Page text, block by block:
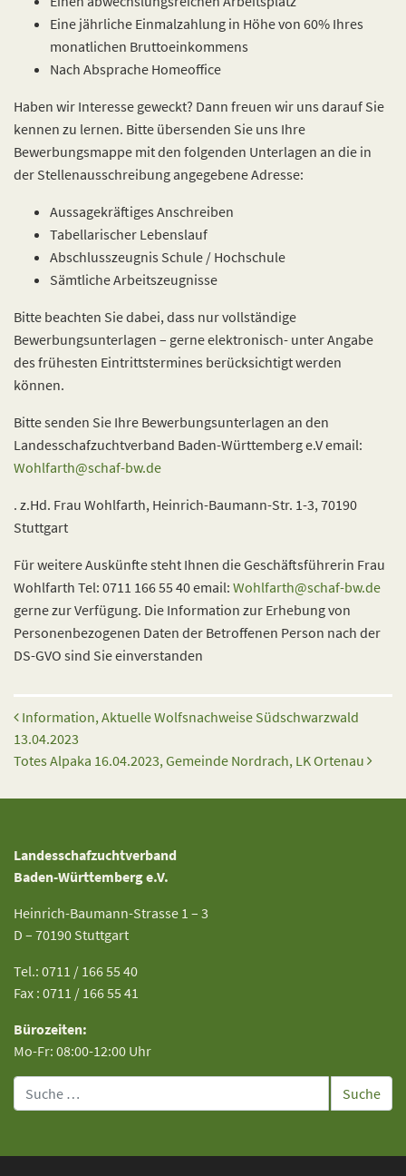
Eine jährliche Einmalzahlung in Höhe von 60% Ihres
monatlichen Bruttoeinkommens
Nach Absprache Homeoffice
Haben wir Interesse geweckt? Dann freuen wir uns darauf Sie
kennen zu lernen. Bitte übersenden Sie uns Ihre
Bewerbungsmappe mit den folgenden Unterlagen an die in
der Stellenausschreibung angegebene Adresse:
Aussagekräftiges Anschreiben
Tabellarischer Lebenslauf
Abschlusszeugnis Schule / Hochschule
Sämtliche Arbeitszeugnisse
Bitte beachten Sie dabei, dass nur vollständige
Bewerbungsunterlagen – gerne elektronisch- unter Angabe
des frühesten Eintrittstermines berücksichtigt werden
können.
Bitte senden Sie Ihre Bewerbungsunterlagen an den
Landesschafzuchtverband Baden-Württemberg e.V email:
Wohlfarth@schaf-bw.de
. z.Hd. Frau Wohlfarth, Heinrich-Baumann-Str. 1-3, 70190
Stuttgart
Für weitere Auskünfte steht Ihnen die Geschäftsführerin Frau
Wohlfarth Tel: 0711 166 55 40 email: Wohlfarth@schaf-bw.de
gerne zur Verfügung. Die Information zur Erhebung von
Personenbezogenen Daten der Betroffenen Person nach der
DS-GVO sind Sie einverstanden
Beitrags-Navigation
Information, Aktuelle Wolfsnachweise Südschwarzwald
13.04.2023
Totes Alpaka 16.04.2023, Gemeinde Nordrach, LK Ortenau
Landesschafzuchtverband
Baden-Württemberg e.V.
Heinrich-Baumann-Strasse 1 – 3
D – 70190 Stuttgart
Tel.: 0711 / 166 55 40
Fax : 0711 / 166 55 41
Bürozeiten:
Mo-Fr: 08:00-12:00 Uhr
Suche